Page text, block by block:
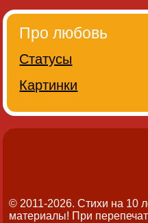
Про любовь
Статусы
Картинки
© 2011-2026. Стихи на 10
материалы! При